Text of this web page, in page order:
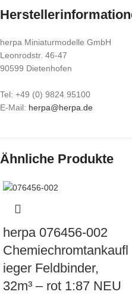
herpa Miniaturmodelle GmbH
Leonrodstr. 46-47
90599 Dietenhofen
Tel: +49 (0) 9824 95100
E-Mail: herpa@herpa.de
Ähnliche Produkte
herpa 076456-002
Chemiechromtankaufl
ieger Feldbinder,
32m³ – rot 1:87 NEU